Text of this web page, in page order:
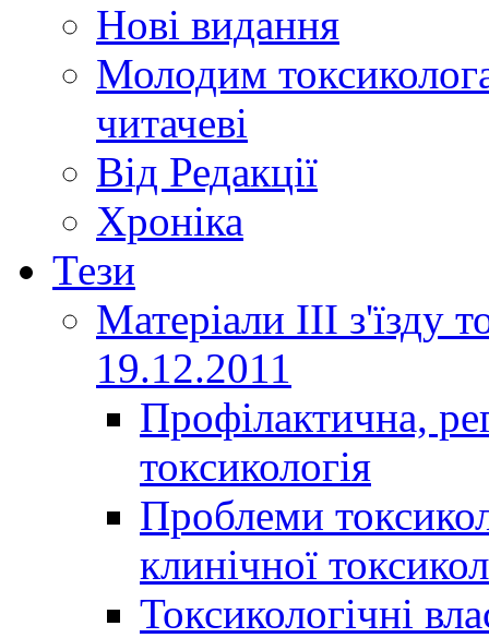
Нові видання
Молодим
читачеві
Від Редакції
Хроніка
Тези
Матеріали ІІІ з'їзду
19.12.2011
Профілактична,
токсикологія
Проблеми
клинічної
Токсикологічні